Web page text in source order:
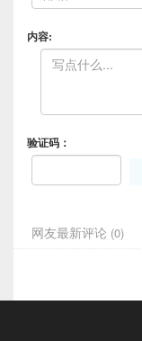
内容:
验证码：
网友最新评论 (0)